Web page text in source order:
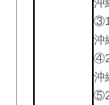
沖
沖